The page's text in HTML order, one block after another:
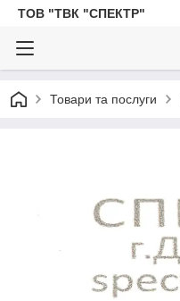
ТОВ "ТВК "СПЕКТР"
Товари та послуги